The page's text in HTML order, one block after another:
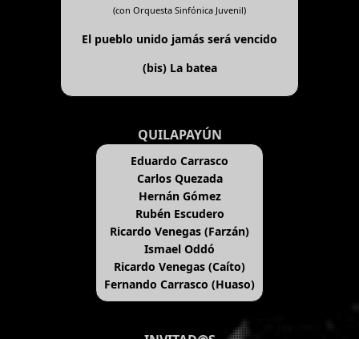
(con Orquesta Sinfónica Juvenil)
El pueblo unido jamás será vencido
(bis) La batea
QUILAPAYÚN
Eduardo Carrasco
Carlos Quezada
Hernán Gómez
Rubén Escudero
Ricardo Venegas (Farzán)
Ismael Oddó
Ricardo Venegas (Caíto)
Fernando Carrasco (Huaso)